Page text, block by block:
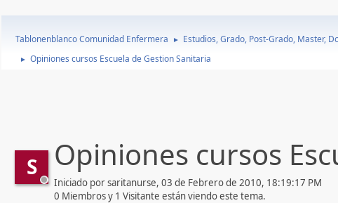
Tablonenblanco Comunidad Enfermera ► Estudios, Grado, Post-Grado, Master,
► Opiniones cursos Escuela de Gestion Sanitaria
S Opiniones cursos
Iniciado por saritanurse, 03 de Febrero de 2010, 18:19:17 PM
0 Miembros y 1 Visitante están viendo este tema.